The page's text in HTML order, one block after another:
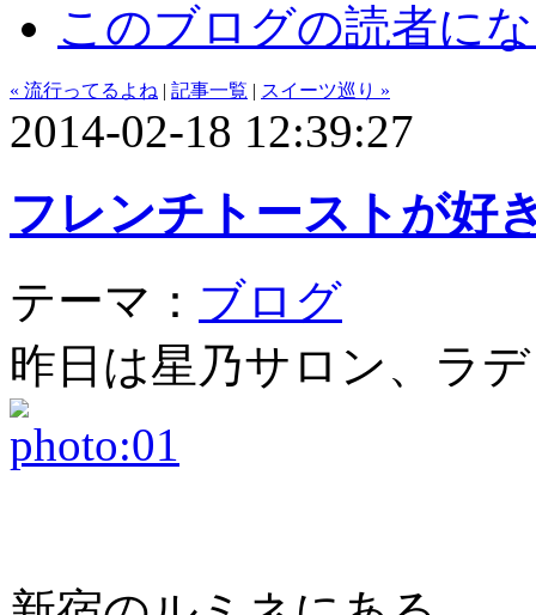
このブログの読者に
« 流行ってるよね 記事一覧 スイーツ巡り »
2014-02-18 12:39:27
フレンチトーストが好
テーマ： ブログ
昨日は星乃サロン、ラ